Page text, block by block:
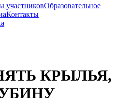
участниковОбразовательное
Контакты
КРЫЛЬЯ,